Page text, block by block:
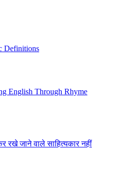
Definitions
English Through Rhyme
जाने वाले साहित्यकार नहीं